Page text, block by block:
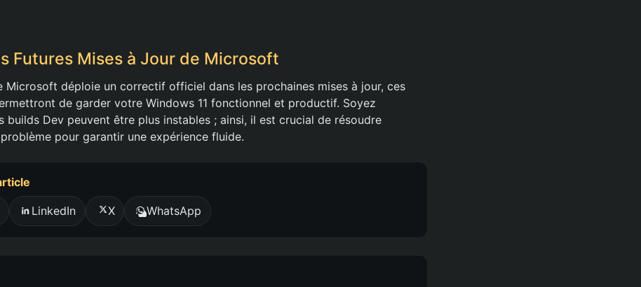
Futures Mises à Jour de Microsoft
Microsoft déploie un correctif officiel dans les prochaines mises à jour, ces
de garder votre Windows 11 fonctionnel et productif. Soyez
builds Dev peuvent être plus instables ; ainsi, il est crucial de résoudre
pour garantir une expérience fluide.
LinkedIn X WhatsApp